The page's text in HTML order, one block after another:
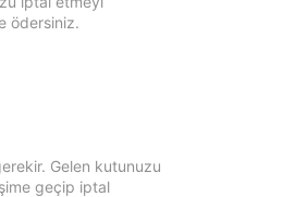
ödersiniz.
Gelen kutunuzu
geçip iptal